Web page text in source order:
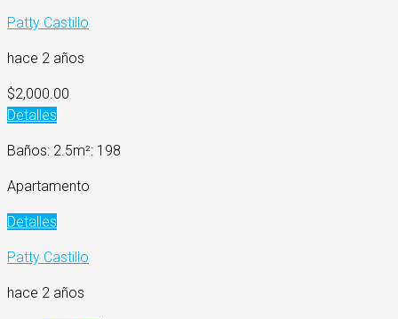
Patty Castillo
hace 2 años
$2,000.00
Detalles
Baños: 2.5m²: 198
Apartamento
Detalles
Patty Castillo
hace 2 años